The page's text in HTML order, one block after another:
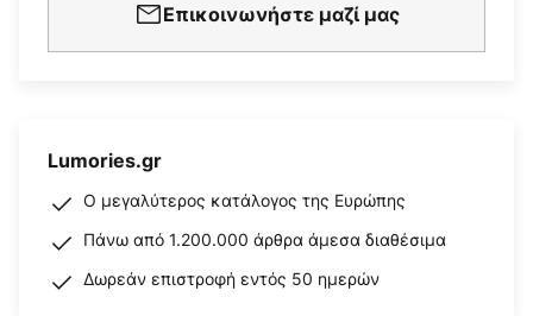
Επικοινωνήστε μαζί μας
Lumories.gr
Ο μεγαλύτερος κατάλογος της Ευρώπης
Πάνω από 1.200.000 άρθρα άμεσα διαθέσιμα
Δωρεάν επιστροφή εντός 50 ημερών